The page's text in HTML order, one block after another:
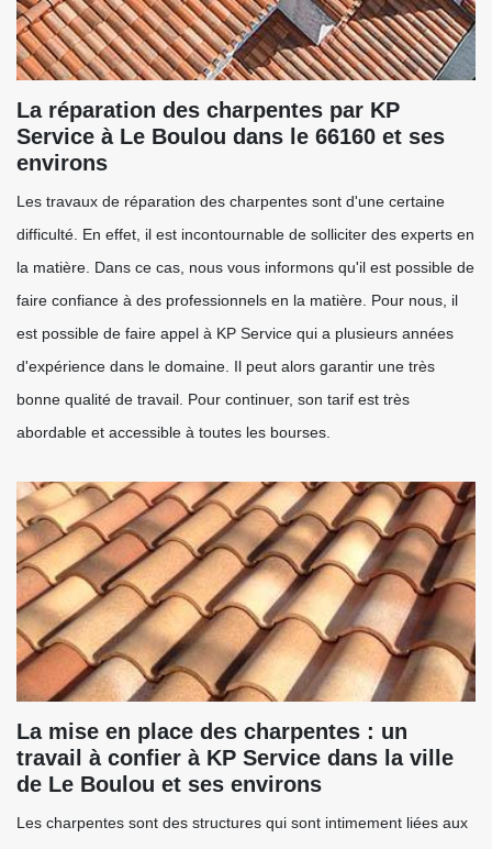
La réparation des charpentes par KP
Service à Le Boulou dans le 66160 et ses
environs
Les travaux de réparation des charpentes sont d'une certaine
difficulté. En effet, il est incontournable de solliciter des experts en
la matière. Dans ce cas, nous vous informons qu'il est possible de
faire confiance à des professionnels en la matière. Pour nous, il
est possible de faire appel à KP Service qui a plusieurs années
d'expérience dans le domaine. Il peut alors garantir une très
bonne qualité de travail. Pour continuer, son tarif est très
abordable et accessible à toutes les bourses.
La mise en place des charpentes : un
travail à confier à KP Service dans la ville
de Le Boulou et ses environs
Les charpentes sont des structures qui sont intimement liées aux